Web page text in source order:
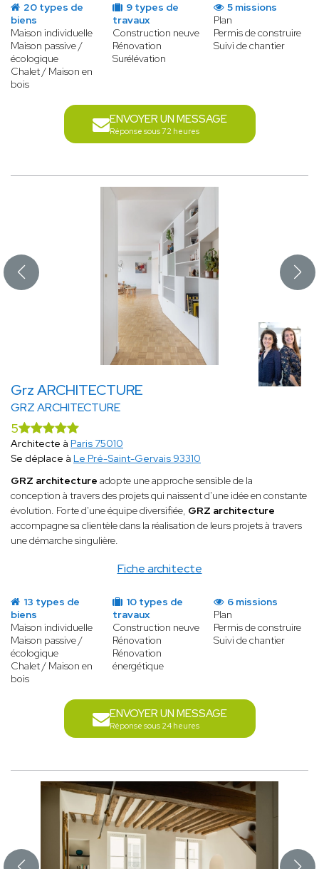
20 types de
biens
Maison individuelle
Maison passive /
écologique
Chalet / Maison en
bois
9 types de
travaux
Construction neuve
Rénovation
Surélévation
5 missions
Plan
Permis de construire
Suivi de chantier
ENVOYER UN MESSAGE
Réponse sous 72 heures
Grz ARCHITECTURE
GRZ ARCHITECTURE
Fiche architecte
5
Architecte à Paris 75010
Se déplace à Le Pré-Saint-Gervais 93310
GRZ architecture adopte une approche sensible de la
conception à travers des projets qui naissent d'une idée en constante
évolution. Forte d'une équipe diversifiée, GRZ architecture
accompagne sa clientèle dans la réalisation de leurs projets à travers
une démarche singulière.
13 types de
biens
Maison individuelle
Maison passive /
écologique
Chalet / Maison en
bois
10 types de
travaux
Construction neuve
Rénovation
Rénovation
énergétique
6 missions
Plan
Permis de construire
Suivi de chantier
ENVOYER UN MESSAGE
Réponse sous 24 heures